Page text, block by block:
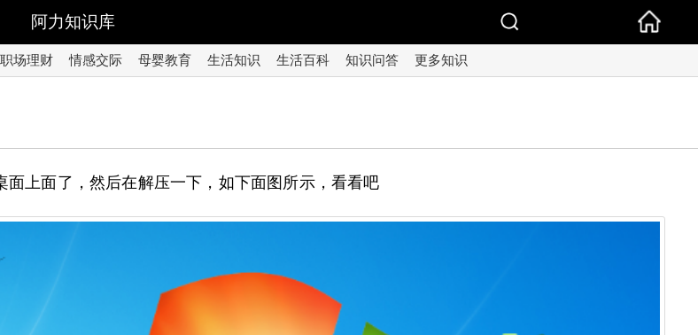
阿力知识库
职场理财 情感交际 母婴教育 生活知识 生活百科 知识问答 更多知识
上面了，然后在解压一下，如下面图所示，看看吧